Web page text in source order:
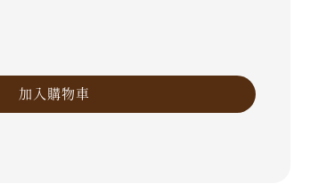
加入購物車